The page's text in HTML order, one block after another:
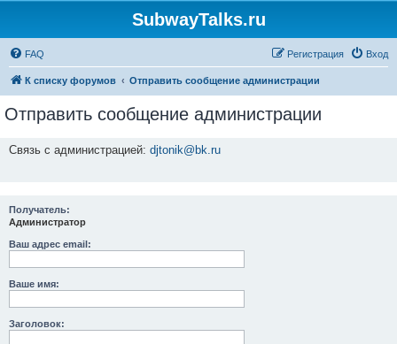
SubwayTalks.ru
FAQ Вход
Регистрация
К списку форумов Отправить сообщение администрации
Отправить сообщение администрации
Связь с администрацией: djtonik@bk.ru
Получатель:
Администратор
Ваш адрес email:
Ваше имя:
Заголовок: